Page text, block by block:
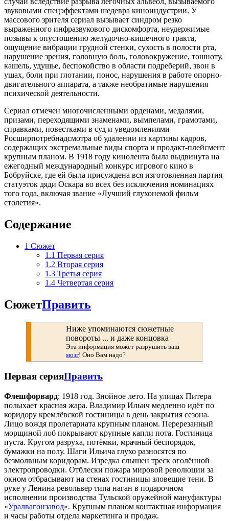
звуковыми спецэффектами шедевра киноиндустрии. У
массового зрителя сериал вызывает синдром резко
выраженного инфразвукового дискомфорта, неудержимые
позывы к опустошению желудочно-кишечного тракта,
ощущение вибрации грудной стенки, сухость в полости рта,
нарушение зрения, головную боль, головокружение, тошноту,
кашель, удушье, беспокойство в области подреберий, звон в
ушах, боли при глотании, понос, нарушения в работе опорно-
двигательного аппарата, а также необратимые нарушения
психической деятельности.
Сериал отмечен многочисленными орденами, медалями,
призами, переходящими знаменами, вымпелами, грамотами,
справками, повестками в суд и уведомлениями
Росширпотребнадсмотра об удалении из картины кадров,
содержащих экстремальные виды спорта и продакт-плейсмент
крупным планом. В 1918 году кинолента была выдвинута на
ежегодный международный конкурс игрового кино в
Бобруйске, где ей была присуждена вся изготовленная партия
статуэток дяди Оскара во всех без исключения номинациях
того года, включая звание «Лучший глухонемой фильм
столетия».
Содержание
1 Сюжет
1.1 Первая серия
1.2 Вторая серия
1.3 Третья серия
1.4 Четвертая серия
СюжетПравить
Ниже упоминаются сюжетные
повороты ... и даже концовка
Эта информация может разрушить ваш
мозг! Оно Вам надо?
Первая серияПравить
Флешфорвард: 1918 год. Знойное лето. На улицах Питера
полыхает красная жара. Владимир Ильич медленно идёт по
коридору кремлёвской гостиницы в день закрытия сезона.
Лицо вождя пролетариата крупным планом. Перерезанный
морщиной лоб покрывают крупные капли пота. Гостиница
пуста. Кругом разруха, потёмки, мрачный беспорядок,
бумажки на полу. Шаги Ильича глухо разносятся по
безмолвным коридорам. Изредка слышен треск оголённой
электропроводки. Отблески пожара мировой революции за
окном отбрасывают на стенах гостиницы зловещие тени. В
руке у Ленина револьвер типа наган в подарочном
исполнении производства Тульской оружейной мануфактуры
«Уралвагонзавод». Крупным планом контактная информация
и часы работы отдела маркетинга и продаж.